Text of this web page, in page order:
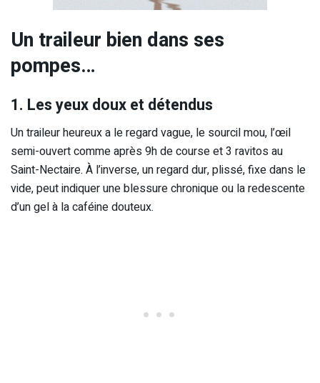
Un traileur bien dans ses
pompes…
1. Les yeux doux et détendus
Un traileur heureux a le regard vague, le sourcil mou, l’œil
semi-ouvert comme après 9h de course et 3 ravitos au
Saint-Nectaire. À l’inverse, un regard dur, plissé, fixe dans le
vide, peut indiquer une blessure chronique ou la redescente
d’un gel à la caféine douteux.